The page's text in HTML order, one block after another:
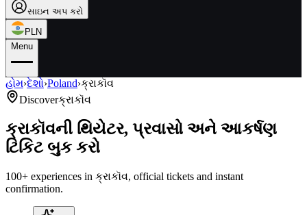
સાઇન અપ કરો
PLN
Menu
હોમ›દેશો›Poland›ક્રાકૉવ
Discoverક્રાકૉવ
ક્રાકૉવની થિયેટર, પ્રવાસો અને આકર્ષણ
ટિકિટ બુક કરો
100+ experiences in ક્રાકૉવ, official tickets and instant
confirmation.